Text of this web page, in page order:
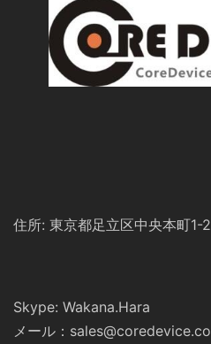
住所: 東京都足立区中央本町1-
Skype: Wakana.Hara
メール：